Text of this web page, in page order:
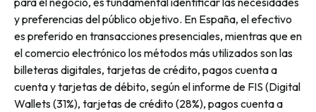
y preferencias del público objetivo. En España, el efectivo
es preferido en transacciones presenciales, mientras que en
el comercio electrónico los métodos más utilizados son las
billeteras digitales, tarjetas de crédito, pagos cuenta a
cuenta y tarjetas de débito, según el informe de FIS (Digital
Wallets (31%), tarjetas de crédito (28%), pagos cuenta a